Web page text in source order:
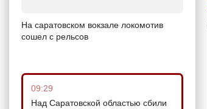
На саратовском вокзале локомотив
сошел с рельсов
09:29
Над Саратовской областью сбили